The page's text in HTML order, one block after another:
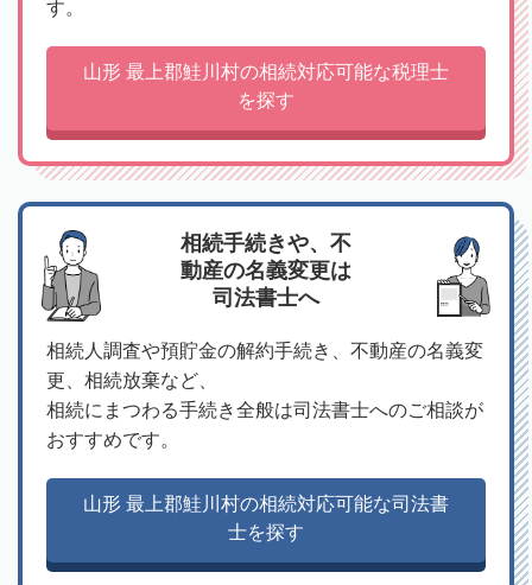
す。
山形 最上郡鮭川村の相続対応可能な税理士
を探す
相続手続きや、不
動産の名義変更は
司法書士へ
相続人調査や預貯金の解約手続き、不動産の名義変
更、相続放棄など、
相続にまつわる手続き全般は司法書士へのご相談が
おすすめです。
山形 最上郡鮭川村の相続対応可能な司法書
士を探す